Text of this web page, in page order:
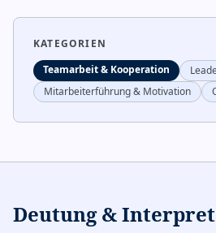
KATEGORIEN
Teamarbeit & Kooperation
Mitarbeiterführung & Motivation
Deutung &